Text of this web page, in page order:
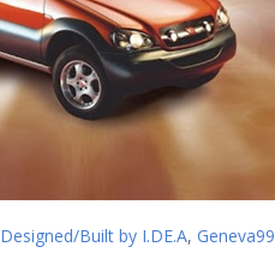
Designed/Built by I.DE.A, Geneva99